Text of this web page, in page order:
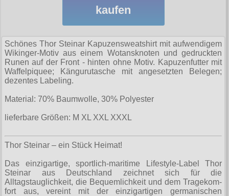
Tanktops
Taschen
Taschen
Ninja-Hoodies
Straßenkampf
Sturmhauben
Verschiedenes
Hemden
Polos
Sweats
Verschiedenes
Punkrock
Gratis
Hosen
Jacken
T-Shirts
Verschiedenes
Sweats
T-Shirts
alle Artikel
Girlshirts
Hosen
Jacken
T-Shirts (Fun)
T-Shirts (Fussball)
T-Shirts (KFZ)
Rock N Roll
fürs Bein
Girljacken
Hemden
Hosen
Kinder
Kleider
Männerjacken
alle Artikel
Girls
Shorts
T-Shirts & Pullover
Taschen Rucksäcke
Security
Handschuhe
Hosen
alle Artikel
allg. Shirts
krasse Shirts
Toxico
Jacken
Baseballjacken
Donkey
Fliegerjacken
alle Artikel
Boots and Braces
New Balance
alle Artikel
Anhänger
Verschiedenes
kaufen
Schönes Thor Steinar Kapuzensweatshirt mit aufwendigem
Wikinger-Motiv aus einem Wotansknoten und gedruckten
Runen auf der Front - hinten ohne Motiv. Kapuzenfutter mit
Waffelpiquee; Kängurutasche mit angesetzten Belegen;
dezentes Labeling.
Material: 70% Baumwolle, 30% Polyester
lieferbare Größen: M XL XXL XXXL
Thor Steinar – ein Stück Heimat!
Das einzigartige, sportlich-maritime Lifestyle-Label Thor
Steinar aus Deutschland zeichnet sich für die
Alltagstauglichkeit, die Bequemlichkeit und dem Tra­ge­kom­
fort aus, vereint mit der einzigartigen germanischen